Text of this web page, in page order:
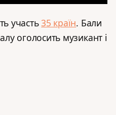
участь35 країн. Бали
оголосить музикант і